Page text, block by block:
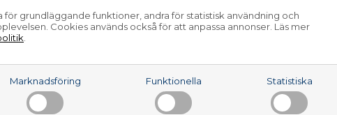
för grundläggande funktioner, andra för statistisk användning och
Cookies används också för att anpassa annonser. Läs mer
Marknadsföring Funktionella Statistiska